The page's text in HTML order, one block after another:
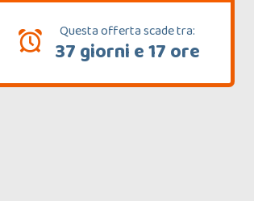
Questa offerta scade tra:
37 giorni e 17 ore